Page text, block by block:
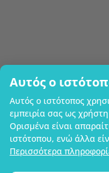
Αυτός ο
Αυτός ο ιστότοπος
εμπειρία σας ως
Ορισμένα είναι
ιστότοπου, ενώ άλλα
Περισσότερα